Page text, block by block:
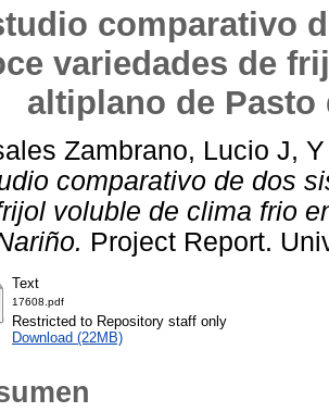
comparativo
variedades de
altiplano de Pasto
Zambrano, Lucio J,
comparativo de dos
voluble de clima frio
Project Report.
Text
17608.pdf
Restricted to Repository staff only
Download (22MB)